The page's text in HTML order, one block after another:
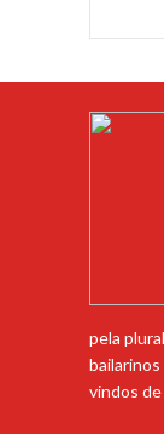
pela
bailarinos
vindos